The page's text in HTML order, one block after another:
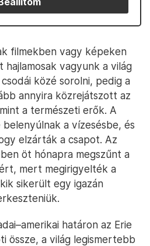
filmekben vagy képeken
vagyunk a világ
közé sorolni, pedig a
annyira közrejátszott az
a természeti erők. A
a vízesésbe, és
elzárták a csapot. Az
öt hónapra megszűnt a
mert megirigyelték a
sikerült egy igazán
határon az Erie
össze, a világ legismertebb